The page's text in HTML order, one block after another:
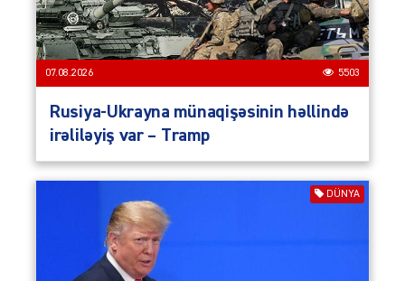
07.08.2026 5503
Rusiya-Ukrayna münaqişəsinin həllində
irəliləyiş var – Tramp
DÜNYA